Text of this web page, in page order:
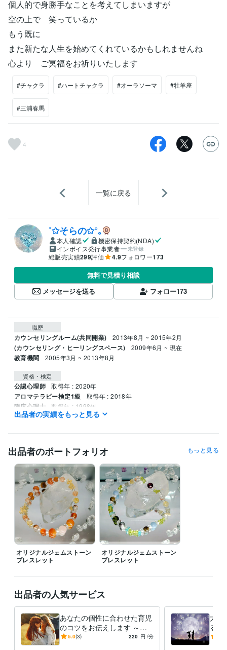
個人的で身勝手なことを考えてしまいますが
空の上で 笑っているか
もう既に
また新たな人生を始めてくれているかもしれませんね
心より ご冥福をお祈りいたします
#チャクラ #ハートチャクラ #オーラソーマ #牡羊座
#三浦春馬
4
一覧に戻る
˚✩そらの✩°｡
本人確認
機密保持契約(NDA)
インボイス発行事業者
未登録
総販売実績299評価 4.9フォロワー173
無料で見積り相談
メッセージを送る
フォロー173
職歴
カウンセリングルーム(共同開業) 2013年8月 ~ 2015年2月
(カウンセリング・ヒーリングスペース) 2009年6月 ~ 現在
教育機関 2005年3月 ~ 2013年8月
資格・検定
公認心理師 取得年 : 2020年
アロマテラピー検定1級 取得年 : 2018年
臨床心理士 取得年 : 1998年
秘書技能検定 取得年 : 1990年
得意分野
ング 心理相談(※西洋占星術を用いません) エネルギーヒーリング
メンタルヘルス カウンセリング 占い 西洋占星術
オラクルカード
臨床心理
公認心理師 ホロスコープ
学歴
私立大学(社会学系) 1995年3月 ~ 1997年2月
出品者の実績をもっと見る
出品者のポートフォリオ もっと見る
オリジナルジェムストーン
ブレスレット
オリジナルジェムストーン
ブレスレット
出品者の人気サービス
あなたの個性に合わせた育児
のコツをお伝えします ～必
ずほめるべきところ、否定せ
5.0(3) 220 円 /分
大切
る方
んな